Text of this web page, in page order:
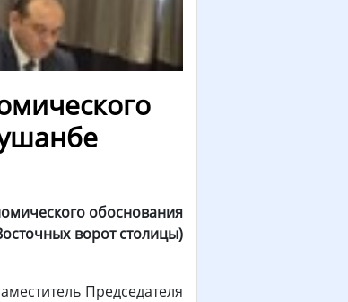
обоснования
ворот столицы)
Председателя